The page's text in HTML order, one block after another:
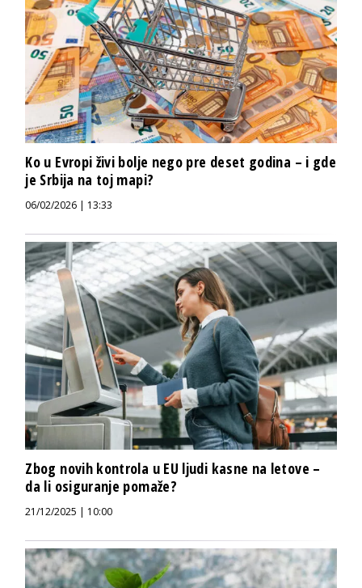
Ko u Evropi živi bolje nego pre deset godina – i gde
je Srbija na toj mapi?
06/02/2026 | 13:33
Zbog novih kontrola u EU ljudi kasne na letove –
da li osiguranje pomaže?
21/12/2025 | 10:00